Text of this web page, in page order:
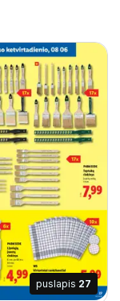
puslapis 27